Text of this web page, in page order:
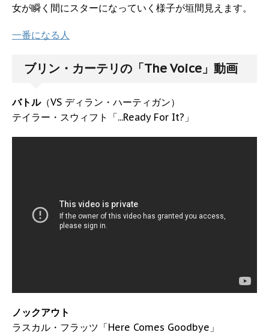
女が瞬く間にスターになっていく様子が垣間見えます。
一番になる人
ブリン・カーテリの「The Voice」動画
バトル（VS ディラン・ハーティガン）
テイラー・スウィフト「...Ready For It?」
ノックアウト
ラスカル・フラッツ「Here Comes Goodbye」